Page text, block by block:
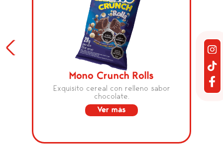
Mono Crunch Rolls
Exquisito cereal con relleno sabor
chocolate.
Ver más